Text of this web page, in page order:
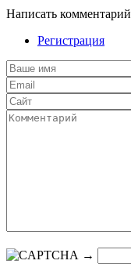
Написать комментарий
Регистрация
→